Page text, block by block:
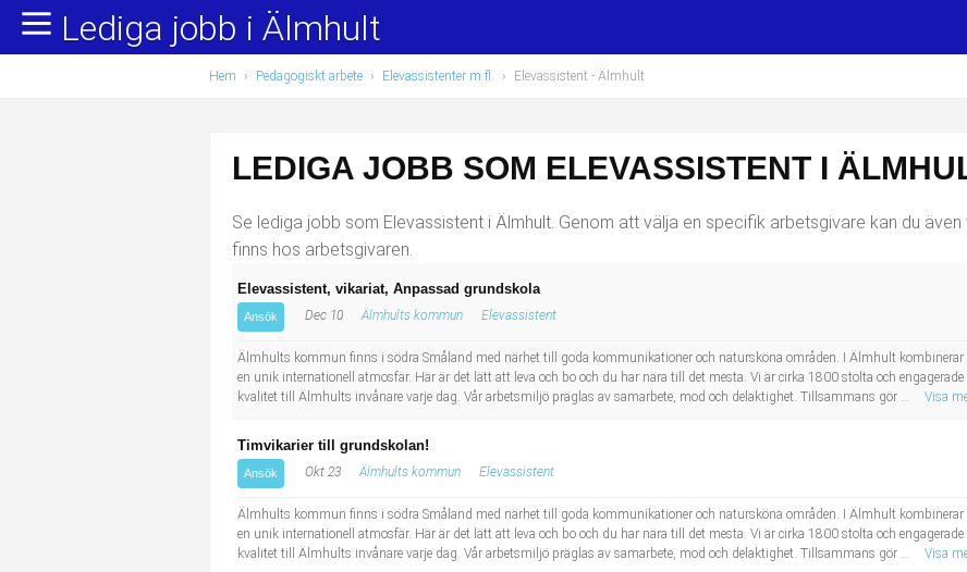
Yrkesområden
Administration, ekonomi, juridik
Försäljning, inköp, marknadsföring
Hotell, restaurang, storhushåll
Installation, drift, underhåll
Populära jobb
Undersköterska, hemtjänst och äldreboende
Lärare i förskola/Förskollärare
Bussförare/Busschaufför
Behandlingsassistent/Socialpedagog
Lediga jobb i Älmhult
Hem › Pedagogiskt arbete › Elevassistenter m.fl. › Elevassistent - Älmhult
LEDIGA JOBB SOM ELEVASSISTENT I
Se lediga jobb som Elevassistent i Älmhult. Genom att välja en specifik arbetsgivare kan du
finns hos arbetsgivaren.
Elevassistent, vikariat, Anpassad grundskola
Ansök Dec 10 Älmhults kommun Elevassistent
Älmhults kommun finns i södra Småland med närhet till goda kommunikationer och natursköna områden. I Älmhult kombinerar
en unik internationell atmosfär. Här är det lätt att leva och bo och du har nära till det mesta. Vi är cirka 1800 stolta och
kvalitet till Älmhults invånare varje dag. Vår arbetsmiljö präglas av samarbete, mod och delaktighet. Tillsammans gör ...
Visa
Timvikarier till grundskolan!
Ansök Okt 23 Älmhults kommun Elevassistent
Älmhults kommun finns i södra Småland med närhet till goda kommunikationer och natursköna områden. I Älmhult kombinerar
en unik internationell atmosfär. Här är det lätt att leva och bo och du har nära till det mesta. Vi är cirka 1800 stolta och
kvalitet till Älmhults invånare varje dag. Vår arbetsmiljö präglas av samarbete, mod och delaktighet. Tillsammans gör ...
Visa